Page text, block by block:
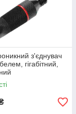
з'єднувач
гігабітний,